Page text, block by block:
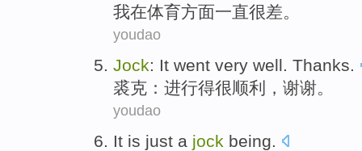
我在体育方面一直很差。
youdao
Jock: It went very well. Thanks.
裘克 ：进行得很顺利 ， 谢谢。
youdao
It is just a jock being.